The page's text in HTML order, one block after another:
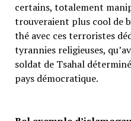
certains, totalement
trouveraient plus cool de
thé avec ces terroristes
tyrannies religieuses,
soldat de Tsahal
pays démocratique.